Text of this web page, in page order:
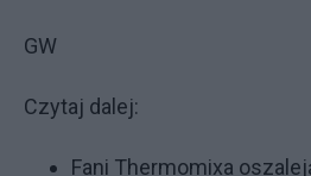
GW
Czytaj dalej:
Fani Thermomixa